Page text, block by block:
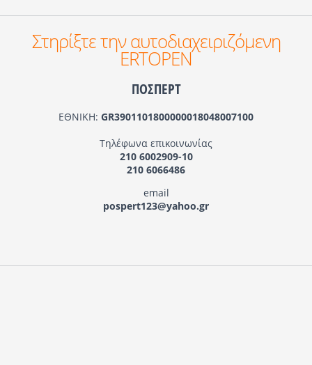
Στηρίξτε την αυτοδιαχειριζόμενη
ERTOPEN
ΠΟΣΠΕΡΤ
ΕΘΝΙΚΗ: GR3901101800000018048007100
Τηλέφωνα επικοινωνίας
210 6002909-10
210 6066486
email
pospert123@yahoo.gr